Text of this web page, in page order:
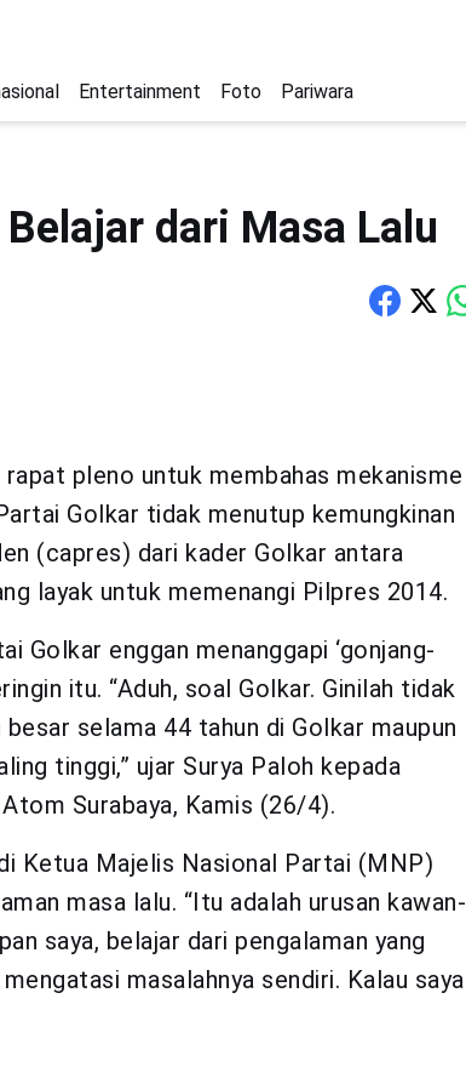
Entertainment Foto Pariwara
dari Masa Lalu
pleno untuk membahas mekanisme
Golkar tidak menutup kemungkinan
(capres) dari kader Golkar antara
layak untuk memenangi Pilpres 2014.
Golkar enggan menanggapi ‘gonjang-
itu. “Aduh, soal Golkar. Ginilah tidak
selama 44 tahun di Golkar maupun
tinggi,” ujar Surya Paloh kepada
Surabaya, Kamis (26/4).
Ketua Majelis Nasional Partai (MNP)
masa lalu. “Itu adalah urusan kawan-
saya, belajar dari pengalaman yang
masalahnya sendiri. Kalau saya